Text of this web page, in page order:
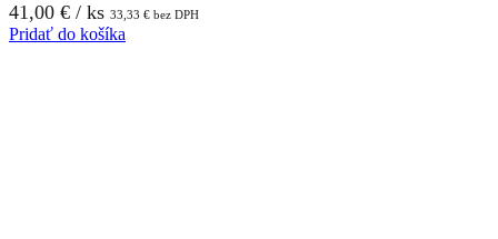
41,00 € / ks 33,33 € bez DPH
Pridať do košíka